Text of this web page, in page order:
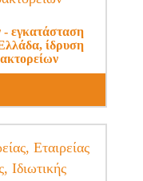
- εγκατάσταση
ίδρυση